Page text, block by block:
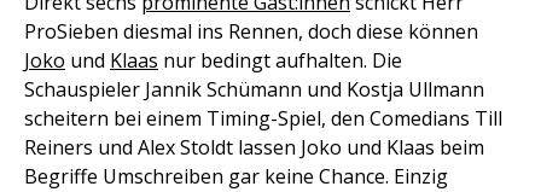
ProSieben diesmal ins Rennen, doch diese können
Joko und Klaas nur bedingt aufhalten. Die
Schauspieler Jannik Schümann und Kostja Ullmann
scheitern bei einem Timing-Spiel, den Comedians Till
Reiners und Alex Stoldt lassen Joko und Klaas beim
Begriffe Umschreiben gar keine Chance. Einzig